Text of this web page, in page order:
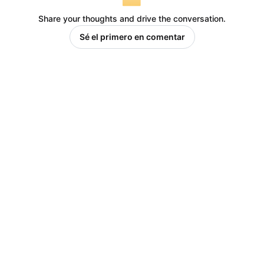
Share your thoughts and drive the conversation.
Sé el primero en comentar